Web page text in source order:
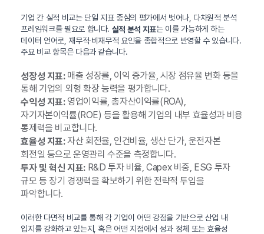
기업 간 실적 비교는 단일 지표 중심의 평가에서 벗어나, 다차원적 분석
프레임워크를 필요로 합니다. 실적 분석 지표는 이를 가능하게 하는
데이터 언어로, 재무적·비재무적 요인을 종합적으로 반영할 수 있습니다.
주요 비교 항목은 다음과 같습니다.
성장성 지표:매출 성장률, 이익 증가율, 시장 점유율 변화 등을
통해 기업의 외형 확장 능력을 평가합니다.
수익성 지표:영업이익률, 총자산이익률(ROA),
자기자본이익률(ROE) 등을 활용해 기업의 내부 효율성과 비용
통제력을 비교합니다.
효율성 지표:자산 회전율, 인건비율, 생산 단가, 운전자본
회전일 등으로 운영관리 수준을 측정합니다.
투자 및 혁신 지표:R&D 투자 비율, Capex 비중, ESG 투자
규모 등 장기 경쟁력을 확보하기 위한 전략적 투입을
파악합니다.
이러한 다면적 비교를 통해 각 기업이 어떤 강점을 기반으로 산업 내
입지를 강화하고 있는지, 혹은 어떤 지점에서 성과 정체 또는 효율성